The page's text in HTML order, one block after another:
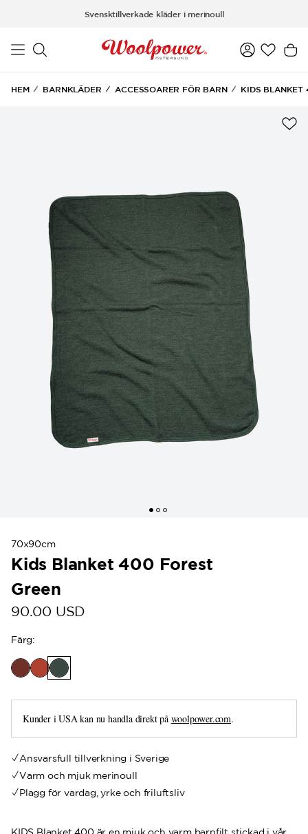
Hoppa till huvudinnehållSvensktillverkade kläder i merinoull
HEM BARNKLÄDER ACCESSOARER FÖR BARN KIDS BLANKET
70x90cm
Kids Blanket 400 Forest
Green
90.00 USD
Färg:
Kunder i USA kan nu handla direkt på woolpower.com.
Ansvarsfull tillverkning i Sverige
Varm och mjuk merinoull
Plagg för vardag, yrke och friluftsliv
KIDS Blanket 400 är en mjuk och varm barnfilt stickad i vår